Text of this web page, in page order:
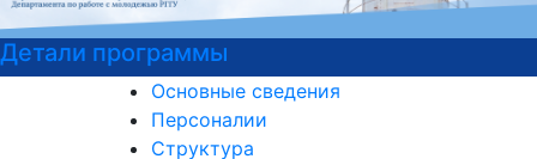
Детали программы
Основные сведения
Персоналии
Структура